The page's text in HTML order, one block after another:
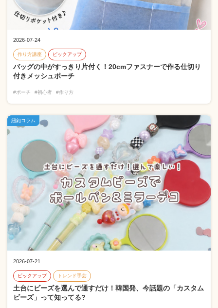
2026-07-24
作り方講座 ピックアップ
バッグの中がすっきり片付く！20cmファスナーで作る仕切り
付きメッシュポーチ
#ポーチ #初心者 #作り方
2026-07-21
ピックアップ トレンド手芸
土台にビーズを選んで通すだけ！韓国発、今話題の「カスタム
ビーズ」って知ってる?
紐釦コラム